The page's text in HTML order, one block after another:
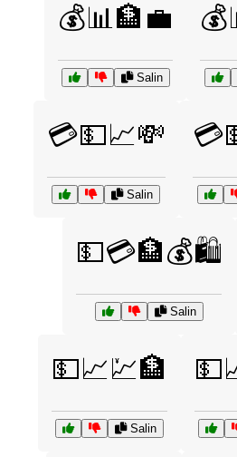
💰📊🏦💼
Salin
💳💵📈💸
Salin
💵💳🏦💰🛍️
Salin
💵📈💹🏦
Salin